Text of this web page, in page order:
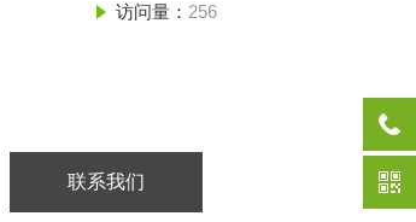
访问量： 256
联系我们